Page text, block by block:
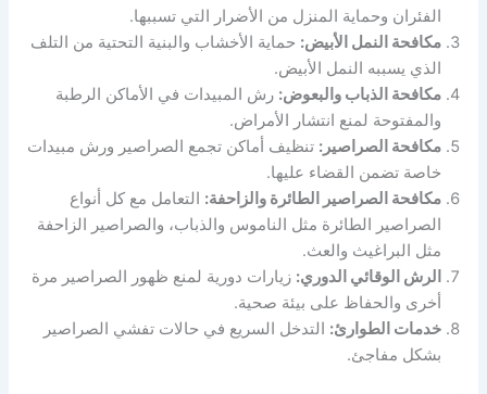
الفئران وحماية المنزل من الأضرار التي تسببها.
مكافحة النمل الأبيض: حماية الأخشاب والبنية التحتية من التلف
الذي يسببه النمل الأبيض.
مكافحة الذباب والبعوض: رش المبيدات في الأماكن الرطبة
والمفتوحة لمنع انتشار الأمراض.
مكافحة الصراصير: تنظيف أماكن تجمع الصراصير ورش مبيدات
خاصة تضمن القضاء عليها.
مكافحة الصراصير الطائرة والزاحفة: التعامل مع كل أنواع
الصراصير الطائرة مثل الناموس والذباب، والصراصير الزاحفة
مثل البراغيث والعث.
الرش الوقائي الدوري: زيارات دورية لمنع ظهور الصراصير مرة
أخرى والحفاظ على بيئة صحية.
خدمات الطوارئ: التدخل السريع في حالات تفشي الصراصير
بشكل مفاجئ.